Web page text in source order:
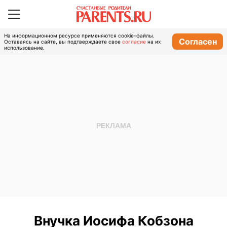
На информационном ресурсе применяются cookie-файлы.
Оставаясь на сайте, вы подтверждаете свое согласие на их
использование.
Согласен
Внучка Иосифа Кобзона